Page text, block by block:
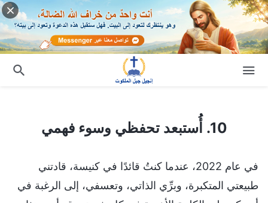
10. أُستبعد تحفظي وسوء فهمي
في عام 2022، عندما كنتُ قائدًا في كنيسة، قادتني
طبيعتي المتكبرة، وبرِّي الذاتي، وتعسفي، إلى الرغبة في